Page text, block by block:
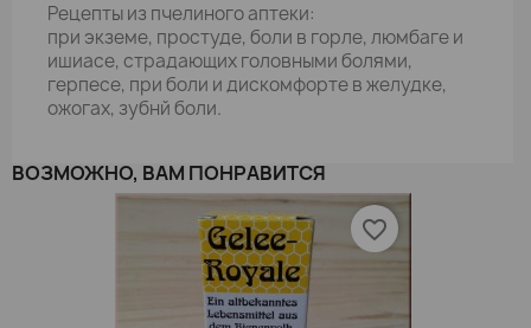
Рецепты из пчелиного аптеки:
при экземе, простуде, боли в горле, люмбаге и
ишиасе, страдающих головными болями,
герпесе, при боли и дискомфорте в желудке,
ожогах, зубнй боли.
ВОЗМОЖНО, ВАМ ПОНРАВИТСЯ
favorite_border